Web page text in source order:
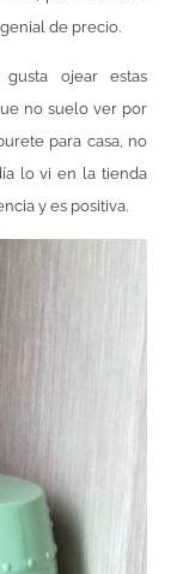
de precio.
ojear estas
no suelo ver por
para casa, no
lo vi en la tienda
y es positiva.